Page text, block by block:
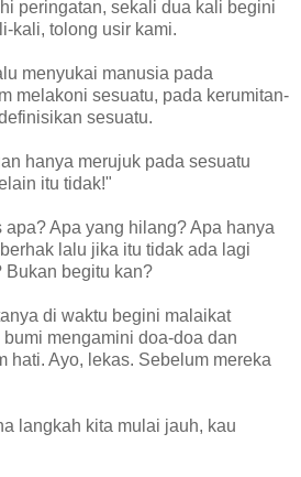
peringatan, sekali dua kali begini
kali, tolong usir kami.
menyukai manusia pada
melakoni sesuatu, pada kerumitan-
sesuatu.
hanya merujuk pada sesuatu
itu tidak!"
apa? Apa yang hilang? Apa hanya
lalu jika itu tidak ada lagi
Bukan begitu kan?
di waktu begini malaikat
mengamini doa-doa dan
hati. Ayo, lekas. Sebelum mereka
langkah kita mulai jauh, kau